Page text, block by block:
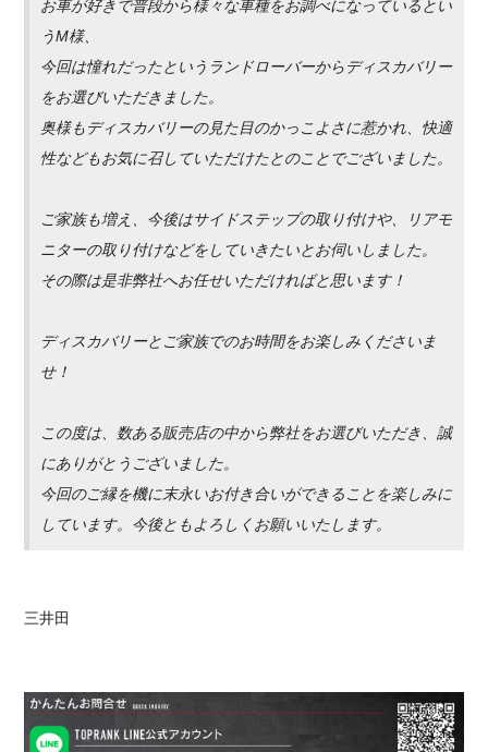
お車が好きで普段から様々な車種をお調べになっているとい
うM様、
今回は憧れだったというランドローバーからディスカバリー
をお選びいただきました。
奥様もディスカバリーの見た目のかっこよさに惹かれ、快適
性などもお気に召していただけたとのことでございました。
ご家族も増え、今後はサイドステップの取り付けや、リアモ
ニターの取り付けなどをしていきたいとお伺いしました。
その際は是非弊社へお任せいただければと思います！
ディスカバリーとご家族でのお時間をお楽しみくださいま
せ！
この度は、数ある販売店の中から弊社をお選びいただき、誠
にありがとうございました。
今回のご縁を機に末永いお付き合いができることを楽しみに
しています。今後ともよろしくお願いいたします。
三井田